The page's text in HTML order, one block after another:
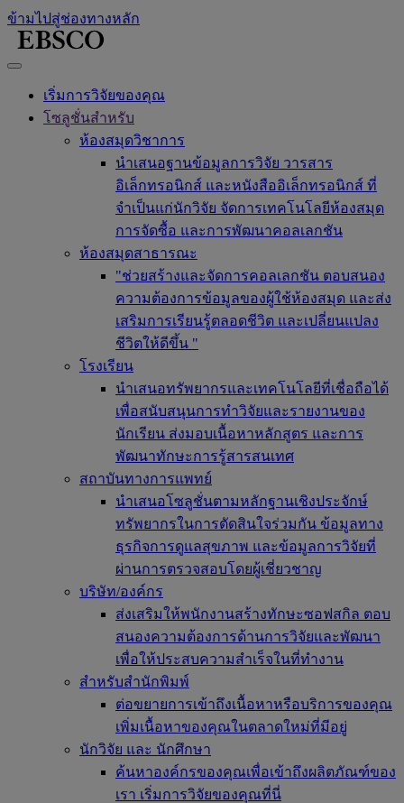
ข้ามไปสู่ช่องทางหลัก
เริ่มการวิจัยของคุณ
โซลูชั่นสำหรับ
ห้องสมุดวิชาการ
นำเสนอฐานข้อมูลการวิจัย วารสาร
อิเล็กทรอนิกส์ และหนังสืออิเล็กทรอนิกส์ ที่
จำเป็นแก่นักวิจัย จัดการเทคโนโลยีห้องสมุด
การจัดซื้อ และการพัฒนาคอลเลกชัน
ห้องสมุดสาธารณะ
"ช่วยสร้างและจัดการคอลเลกชัน ตอบสนอง
ความต้องการข้อมูลของผู้ใช้ห้องสมุด และส่ง
เสริมการเรียนรู้ตลอดชีวิต และเปลี่ยนแปลง
ชีวิตให้ดีขึ้น "
โรงเรียน
นำเสนอทรัพยากรและเทคโนโลยีที่เชื่อถือได้
เพื่อสนับสนุนการทำวิจัยและรายงานของ
นักเรียน ส่งมอบเนื้อหาหลักสูตร และการ
พัฒนาทักษะการรู้สารสนเทศ
สถาบันทางการแพทย์
นำเสนอโซลูชั่นตามหลักฐานเชิงประจักษ์
ทรัพยากรในการตัดสินใจร่วมกัน ข้อมูลทาง
ธุรกิจการดูแลสุขภาพ และข้อมูลการวิจัยที่
ผ่านการตรวจสอบโดยผู้เชี่ยวชาญ
บริษัท/องค์กร
ส่งเสริมให้พนักงานสร้างทักษะซอฟสกิล ตอบ
สนองความต้องการด้านการวิจัยและพัฒนา
เพื่อให้ประสบความสำเร็จในที่ทำงาน
สำหรับสำนักพิมพ์
ต่อขยายการเข้าถึงเนื้อหาหรือบริการของคุณ
เพิ่มเนื้อหาของคุณในตลาดใหม่ที่มีอยู่
นักวิจัย และ นักศึกษา
ค้นหาองค์กรของคุณเพื่อเข้าถึงผลิตภัณฑ์ของ
เรา เริ่มการวิจัยของคุณที่นี่